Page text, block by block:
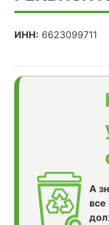
ИНН: 6623099711
А
все